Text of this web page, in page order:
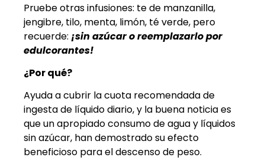
Pruebe otras infusiones: te de manzanilla,
jengibre, tilo, menta, limón, té verde, pero
recuerde: ¡sin azúcar o reemplazarlo por
edulcorantes!
¿Por qué?
Ayuda a cubrir la cuota recomendada de
ingesta de líquido diario, y la buena noticia es
que un apropiado consumo de agua y líquidos
sin azúcar, han demostrado su efecto
beneficioso para el descenso de peso.